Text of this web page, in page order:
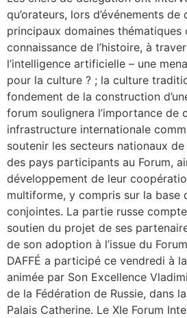
qu’orateurs, lors d’événements
principaux domaines thématiques
connaissance de l’histoire, à
l’intelligence artificielle – une
pour la culture ? ; la culture
fondement de la construction
forum soulignera l’importance de
infrastructure internationale
soutenir les secteurs nationaux
des pays participants au Forum,
développement de leur
multiforme, y compris sur la base
conjointes. La partie russe
soutien du projet de ses
de son adoption à l’issue du
DAFFÉ a participé ce vendredi à
animée par Son Excellence
de la Fédération de Russie, dans
Palais Catherine. Le XIe Forum